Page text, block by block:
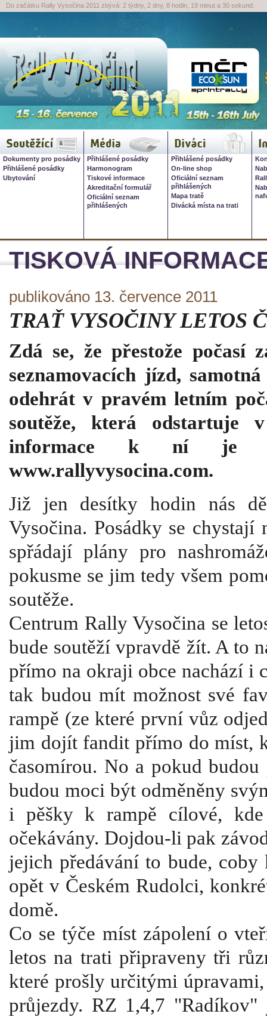
Rally Vysočina 2026, 16.
TISKOVÁ
publikováno 13. července 2011
TRAŤ VYSOČINY LETOS
Zdá se, že přestože počasí
seznamovacích jízd,
odehrát v pravém letním
soutěže, která odstartuje
informace k ní je
www.rallyvysocina.com.
Již jen desítky hodin nás
Vysočina. Posádky se
spřádají plány pro
pokusme se jim tedy všem
soutěže.
Centrum Rally Vysočina se
bude soutěží vpravdě žít. A to
přímo na okraji obce nachází i
tak budou mít možnost své
rampě (ze které první vůz
jim dojít fandit přímo do míst,
časomírou. No a pokud budou
budou moci být odměněny
i pěšky k rampě cílové,
očekávány. Dojdou-li pak
jejich předávání to bude,
opět v Českém Rudolci,
domě.
Co se týče míst zápolení o
letos na trati připraveny tři
které prošly určitými
průjezdy. RZ 1,4,7
Do začátku Rally Vysočina 2011 zbývá: 2 týdny, 2 dny, 8 hodin, 19 minut a 29 sekund.
Soutěžící
Dokumenty pro posádky
Přihlášené posádky
Ubytování
Média
Přihlášené posádky
Harmonogram
Tiskové informace
Akreditační formulář
Oficiální seznam
přihlášených
Diváci
Přihlášené posádky
On-line shop
Oficiální seznam
přihlášených
Mapa tratě
Divácká místa na trati